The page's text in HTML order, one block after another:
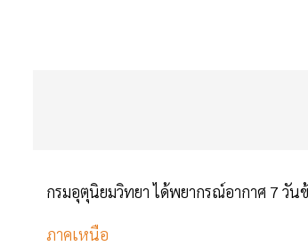
กรมอุตุนิยมวิทยา ได้พยากรณ์อากาศ 7 วัน
ภาคเหนือ